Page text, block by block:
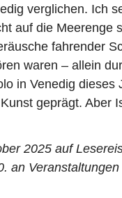
verglichen. Ich
auf die Meerenge
fahrender
waren – allein
in Venedig dieses
geprägt. Aber
2025 auf
an Veranstaltungen